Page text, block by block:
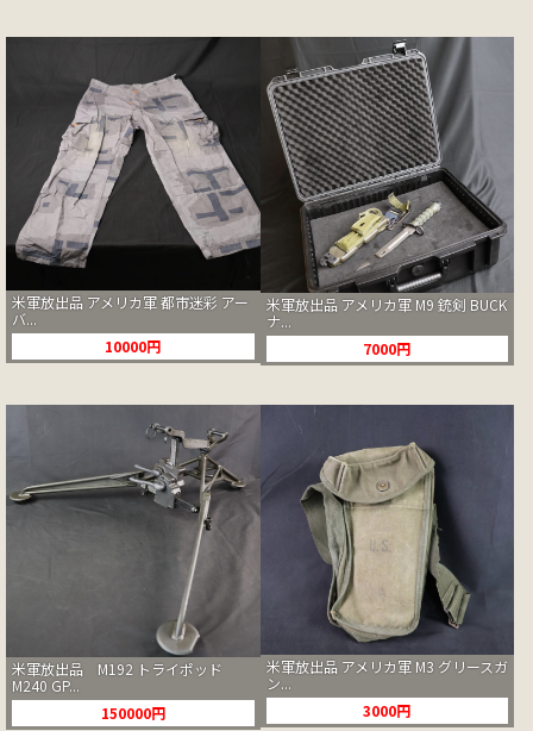
米軍放出品 アメリカ軍 都市迷彩 アー
バ...
10000円
米軍放出品 アメリカ軍 M9 銃剣 BUCK
ナ...
7000円
米軍放出品 M192 トライポッド
M240 GP...
150000円
米軍放出品 アメリカ軍 M3 グリースガ
ン...
3000円